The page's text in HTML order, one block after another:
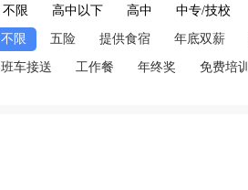
不限 高中以下 高中 中专/技校
不限 五险 提供食宿 年底双薪
班车接送 工作餐 年终奖 免费培训